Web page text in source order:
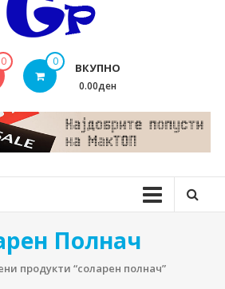
0 0 ВКУПНО
0.00ден
Полнач
продукти “соларен полнач”